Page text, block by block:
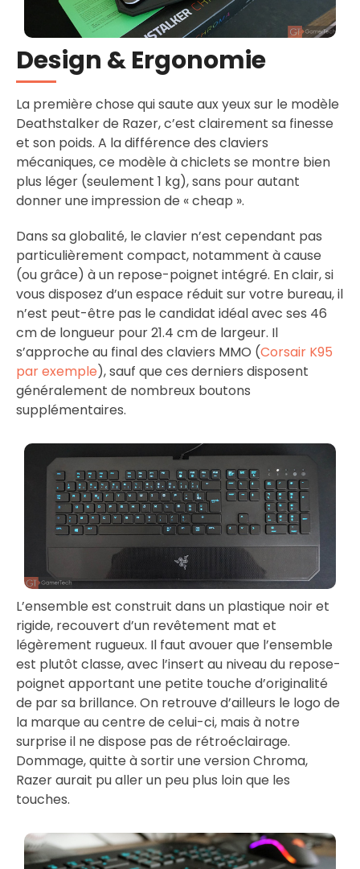
Design & Ergonomie
La première chose qui saute aux yeux sur le modèle
Deathstalker de Razer, c’est clairement sa finesse
et son poids. A la différence des claviers
mécaniques, ce modèle à chiclets se montre bien
plus léger (seulement 1 kg), sans pour autant
donner une impression de « cheap ».
Dans sa globalité, le clavier n’est cependant pas
particulièrement compact, notamment à cause
(ou grâce) à un repose-poignet intégré. En clair, si
vous disposez d’un espace réduit sur votre bureau, il
n’est peut-être pas le candidat idéal avec ses 46
cm de longueur pour 21.4 cm de largeur. Il
s’approche au final des claviers MMO (Corsair K95
par exemple), sauf que ces derniers disposent
généralement de nombreux boutons
supplémentaires.
L’ensemble est construit dans un plastique noir et
rigide, recouvert d’un revêtement mat et
légèrement rugueux. Il faut avouer que l’ensemble
est plutôt classe, avec l’insert au niveau du repose-
poignet apportant une petite touche d’originalité
de par sa brillance. On retrouve d’ailleurs le logo de
la marque au centre de celui-ci, mais à notre
surprise il ne dispose pas de rétroéclairage.
Dommage, quitte à sortir une version Chroma,
Razer aurait pu aller un peu plus loin que les
touches.